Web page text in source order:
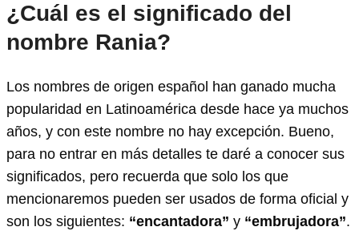
¿Cuál es el significado del
nombre Rania?
Los nombres de origen español han ganado mucha
popularidad en Latinoamérica desde hace ya muchos
años, y con este nombre no hay excepción. Bueno,
para no entrar en más detalles te daré a conocer sus
significados, pero recuerda que solo los que
mencionaremos pueden ser usados de forma oficial y
son los siguientes: “encantadora” y “embrujadora”.